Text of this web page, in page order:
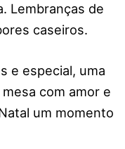
Lembranças de
caseiros.
e especial, uma
com amor e
um momento